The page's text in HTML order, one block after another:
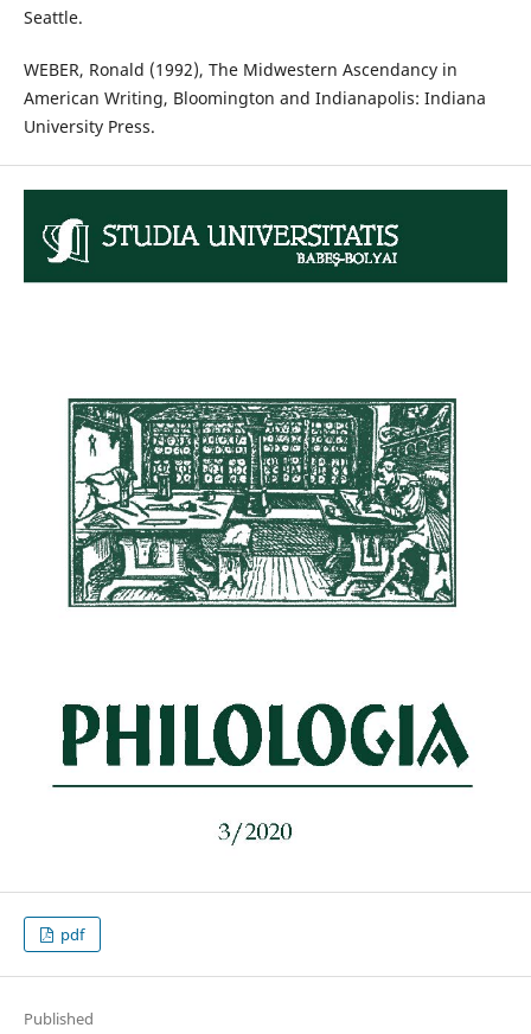
Seattle.
WEBER, Ronald (1992), The Midwestern Ascendancy in
American Writing, Bloomington and Indianapolis: Indiana
University Press.
pdf
Published